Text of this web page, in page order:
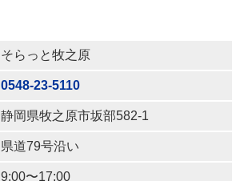
そらっと牧之原
0548-23-5110
静岡県牧之原市坂部582-1
県道79号沿い
9:00〜17:00